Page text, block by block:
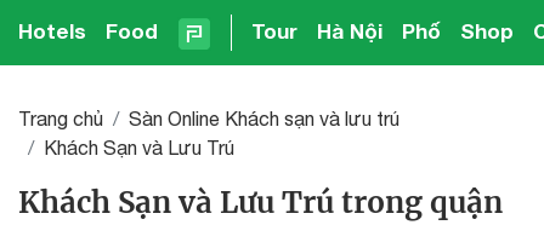
Hotels Food Tour Hà Nội Phố Shop
Trang chủ
Sàn Online Khách sạn và lưu trú
Khách Sạn và Lưu Trú
Khách Sạn và Lưu Trú trong quận